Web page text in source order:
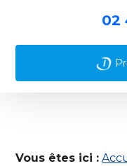
02
Vous êtes ici :